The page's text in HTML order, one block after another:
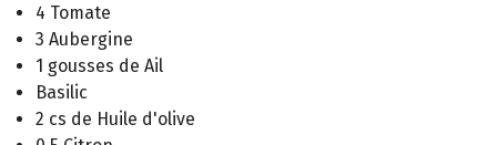
4 Tomate
3 Aubergine
1 gousses de Ail
Basilic
2 cs de Huile d'olive